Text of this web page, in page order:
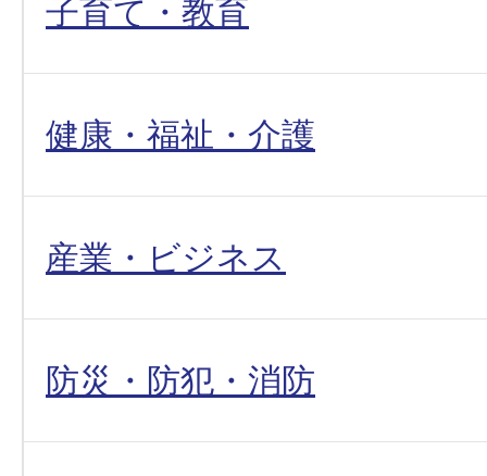
子育て・教育
健康・福祉・介護
産業・ビジネス
防災・防犯・消防